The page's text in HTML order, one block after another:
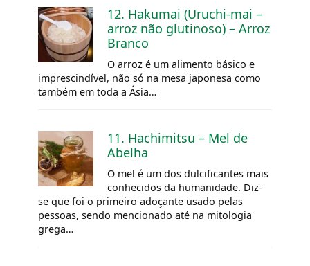
12. Hakumai (Uruchi-mai –
arroz não glutinoso) – Arroz
Branco
O arroz é um alimento básico e
imprescindível, não só na mesa japonesa como
também em toda a Ásia…
11. Hachimitsu – Mel de
Abelha
O mel é um dos dulcificantes mais
conhecidos da humanidade. Diz-
se que foi o primeiro adoçante usado pelas
pessoas, sendo mencionado até na mitologia
grega…